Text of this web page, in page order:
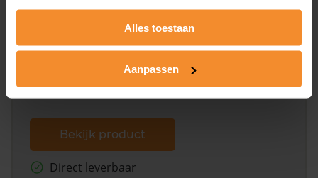
Alles toestaan
Aanpassen
Alleen globale ligging perceel
omliggende percelen met de kadastrale erfgrenzen,
dit inclusief de luchtfoto!
Bekijk product
Direct leverbaar